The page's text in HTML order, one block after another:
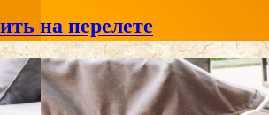
на перелете